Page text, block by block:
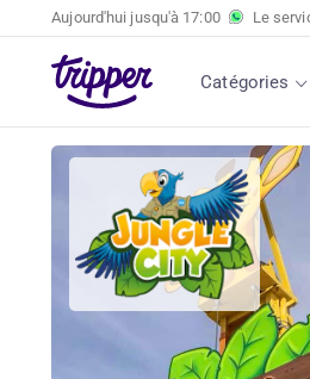
Aujourd'hui jusqu'à 17:00 Le
Catégories